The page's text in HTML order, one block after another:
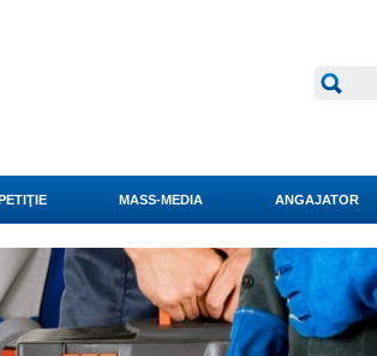
MASS-MEDIA ANGAJATOR